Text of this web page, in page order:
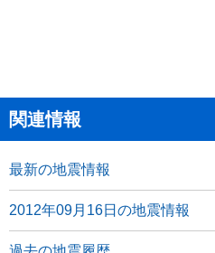
関連情報
最新の地震情報
2012年09月16日の地震情報